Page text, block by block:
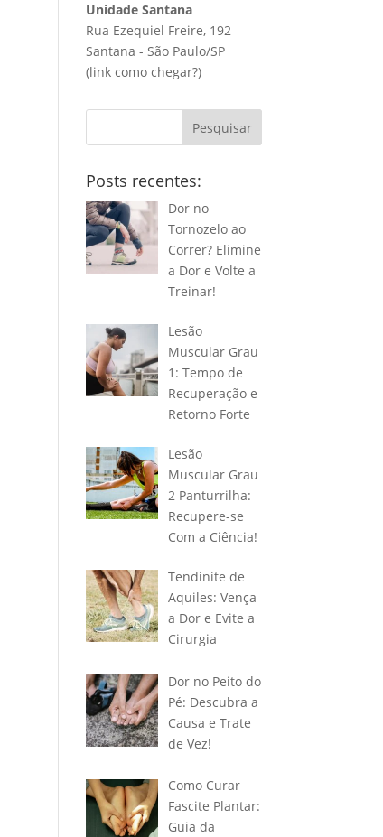
Unidade Santana
Rua Ezequiel Freire, 192
Santana - São Paulo/SP
(linkcomo chegar?)
Pesquisar
Posts recentes:
Dor no
Tornozelo ao
Correr? Elimine
a Dor e Volte a
Treinar!
Lesão
Muscular Grau
1: Tempo de
Recuperação e
Retorno Forte
Lesão
Muscular Grau
2 Panturrilha:
Recupere-se
Com a Ciência!
Tendinite de
Aquiles: Vença
a Dor e Evite a
Cirurgia
Dor no Peito do
Pé: Descubra a
Causa e Trate
de Vez!
Como Curar
Fascite Plantar:
Guia da